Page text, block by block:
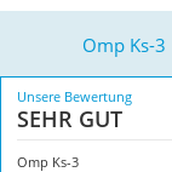
Omp Ks-3
Unsere Bewertung
SEHR GUT
Omp Ks-3